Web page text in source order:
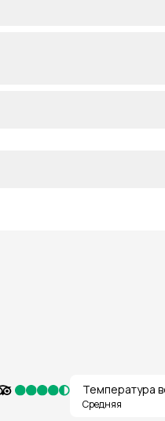
Температура
Средняя